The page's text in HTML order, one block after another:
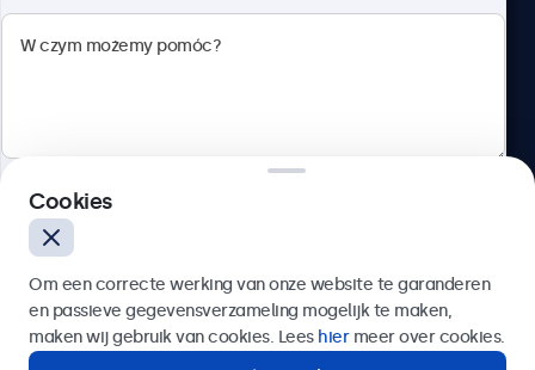
Polski
Wyślij
Lub zadzwoń pod numer:22 397 04 43
Cookies
Om een correcte werking van onze website te garanderen
en passieve gegevensverzameling mogelijk te maken,
maken wij gebruik van cookies. Lees hiermeer over cookies.